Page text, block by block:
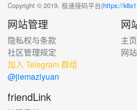
Copyright © 2019. 极速接码平台(https://
网站管理
隐私权与条款
社区管理规定
加入 Telegram 群组
@jiemaziyuan
网
主页
网
friendLink